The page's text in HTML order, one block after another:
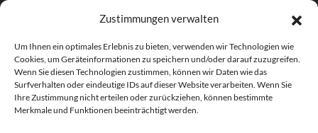
Zustimmungen verwalten
Um Ihnen ein optimales Erlebnis zu bieten, verwenden wir Technologien wie
Cookies, um Geräteinformationen zu speichern und/oder darauf zuzugreifen.
Wenn Sie diesen Technologien zustimmen, können wir Daten wie das
Surfverhalten oder eindeutige IDs auf dieser Website verarbeiten. Wenn Sie
Ihre Zustimmung nicht erteilen oder zurückziehen, können bestimmte
Merkmale und Funktionen beeinträchtigt werden.
Popular Editorials
Popular Free Games
LATEST UPDATES